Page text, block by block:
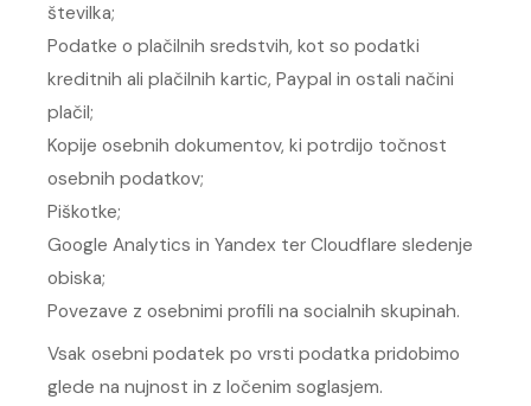
številka;
Podatke o plačilnih sredstvih, kot so podatki
kreditnih ali plačilnih kartic, Paypal in ostali načini
plačil;
Kopije osebnih dokumentov, ki potrdijo točnost
osebnih podatkov;
Piškotke;
Google Analytics in Yandex ter Cloudflare sledenje
obiska;
Povezave z osebnimi profili na socialnih skupinah.
Vsak osebni podatek po vrsti podatka pridobimo
glede na nujnost in z ločenim soglasjem.